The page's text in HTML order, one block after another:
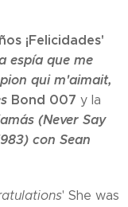
¡Felicidades'
espía que me
qui m'aimait,
Bond 007 y la
(Never Say
con Sean
' She was